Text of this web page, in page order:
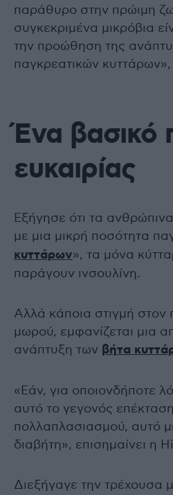
παράθυρο στην πρώιμη
συγκεκριμένα μικρόβια
την προώθηση της
παγκρεατικών κυττάρων»,
Ένα βασικό
ευκαιρίας
Εξήγησε ότι τα
με μια μικρή ποσότητα
κυττάρων», τα μόνα
παράγουν ινσουλίνη.
Αλλά κάποια στιγμή στον
μωρού, εμφανίζεται μια
ανάπτυξη των βήτα
«Εάν, για οποιονδήποτε
αυτό το γεγονός
πολλαπλασιασμού, αυτό
διαβήτη», επισημαίνει η
Διεξήγαγε την τρέχουσα